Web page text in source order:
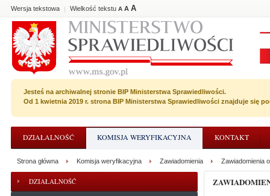
Wersja tekstowa | Wielkość tekstu A A A
Jesteś na archiwalnej stronie BIP Ministerstwa Sprawiedliwości.
Od 1 kwietnia 2019 r. strona BIP Ministerstwa Sprawiedliwości znajduje się
DZIAŁALNOŚĆ KOMISJA WERYFIKACYJNA KONTAKT
DZIAŁALNOŚĆ
Strona główna Komisja weryfikacyjna Zawiadomienia Zawiadomienia